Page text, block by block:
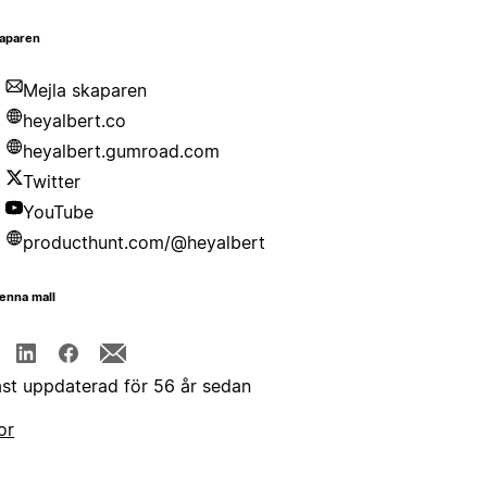
Mejla skaparen
heyalbert.co
heyalbert.gumroad.com
Twitter
YouTube
producthunt.com/@heyalbert
mall
uppdaterad för 56 år sedan